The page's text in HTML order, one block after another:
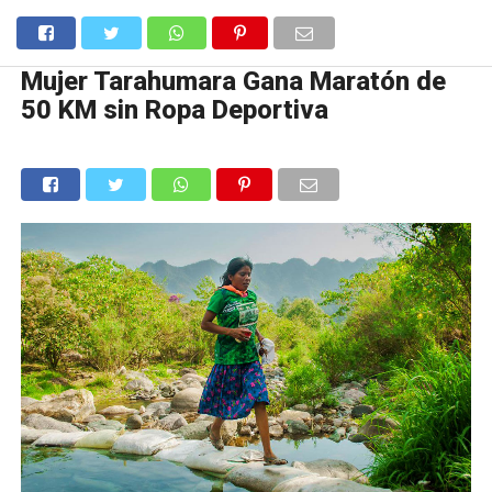
Mujer Tarahumara Gana Maratón de
50 KM sin Ropa Deportiva